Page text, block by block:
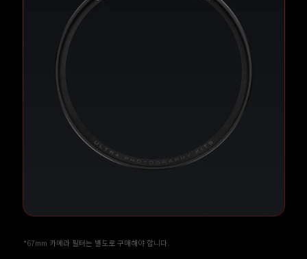
*67mm 카메라 필터는 별도로 구매해야 합니다.